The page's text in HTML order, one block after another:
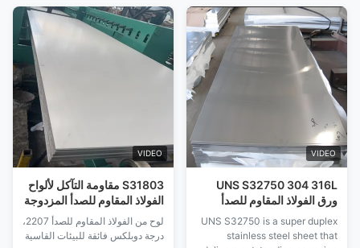
yield strength of 316L and a
PREN value of 40 or higher,
providing exceptional
resistance to pitting, crevice ...
VIDEO
UNS S32750 304 316L
ورق الفولاذ المقاوم للصدأ
مزدوج للبيئات العدوانية
UNS S32750 is a super duplex
stainless steel sheet that
VIDEO
S31803 مقاومة التآكل لألواح
الفولاذ المقاوم للصدأ المزدوجة
لوح من الفولاذ المقاوم للصدأ 2207،
درجة دوبلكس فائقة للبيئات القاسية